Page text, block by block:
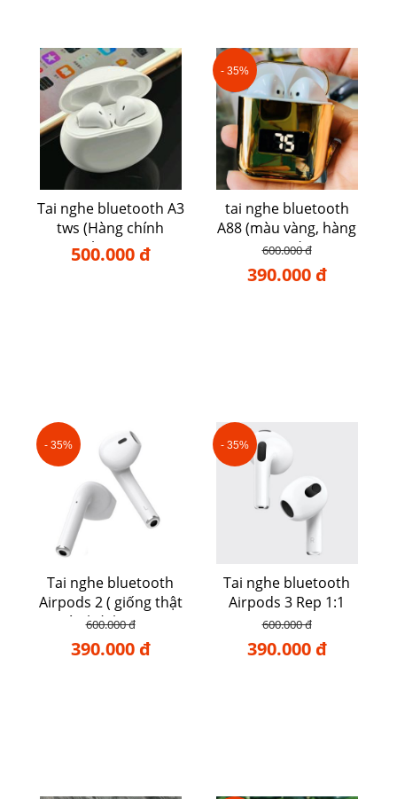
Tai nghe bluetooth A3
tws (Hàng chính
hãng)
500.000 đ
- 35%
tai nghe bluetooth
A88 (màu vàng, hàng
cao cấp)
600.000 đ
390.000 đ
- 35%
Tai nghe bluetooth
Airpods 2 ( giống thật
và chất lượng )
600.000 đ
390.000 đ
- 35%
Tai nghe bluetooth
Airpods 3 Rep 1:1
600.000 đ
390.000 đ